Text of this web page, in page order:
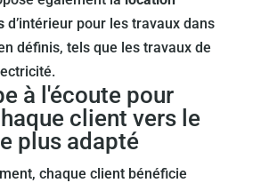
d’intérieur pour les travaux dans
définis, tels que les travaux de
à l'écoute pour
client vers le
plus adapté
chaque client bénéficie